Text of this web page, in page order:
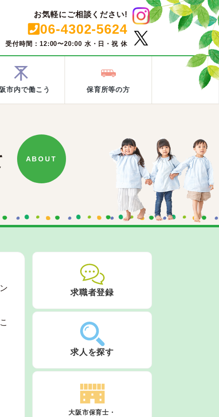
お気軽にご相談ください!
06-4302-5624
受付時間：12:00〜20:00 水・日・祝 休
市内で働こう 保育所等の方
ABOUT
求職者登録
求人を探す
大阪市保育士・